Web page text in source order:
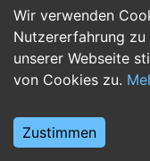
Wir verwenden
Nutzererfahrung
unserer Webseite
von Cookies zu.
Zustimmen
bist du auf
Hier findest du
Assistenzärzte in
Inneren Medizin
deine Karriere im
passende Klinik